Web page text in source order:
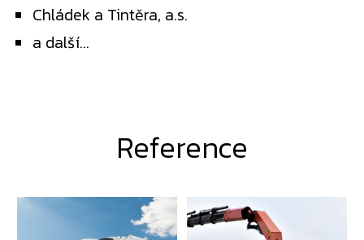
Chládek a Tintěra, a.s.
a další...
Reference